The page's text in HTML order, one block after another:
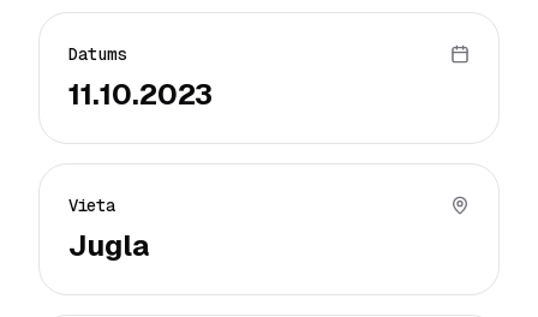
Datums
11.10.2023
Vieta
Jugla